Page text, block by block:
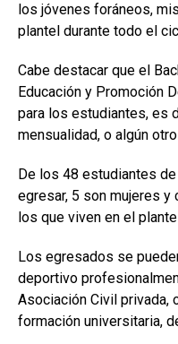
los jóvenes foráneos,
plantel durante todo el
Cabe destacar que el
Educación y Promoción
para los estudiantes, es
mensualidad, o algún
De los 48 estudiantes
egresar, 5 son mujeres
los que viven en el
Los egresados se
deportivo
Asociación Civil privada,
formación universitaria,